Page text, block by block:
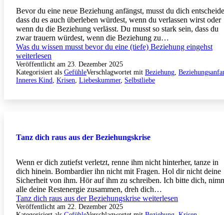
Bevor du eine neue Beziehung anfängst, musst du dich
dass du es auch überleben würdest, wenn du verlassen wirst oder
wenn du die Beziehung verlässt. Du musst so stark sein, dass du
zwar trauern würdest, wenn die Beziehung zu…
Was du wissen musst bevor du eine (tiefe) Beziehung eingehst
weiterlesen
Veröffentlicht am 23. Dezember 2025
Kategorisiert als GefühleVerschlagwortet mit Beziehung,
Inneres Kind, Krisen, Liebeskummer, Selbstliebe
Tanz dich raus aus der Beziehungskrise
Wenn er dich zutiefst verletzt, renne ihm nicht hinterher, tanze in
dich hinein. Bombardier ihn nicht mit Fragen. Hol dir nicht deine
Sicherheit von ihm. Hör auf ihm zu schreiben. Ich bitte dich,
alle deine Restenergie zusammen, dreh dich…
Tanz dich raus aus der Beziehungskrise weiterlesen
Veröffentlicht am 22. Dezember 2025